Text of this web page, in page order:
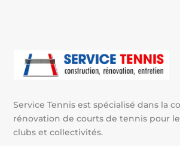
Service Tennis est spécialisé dans la
rénovation de courts de tennis pour
clubs et collectivités.